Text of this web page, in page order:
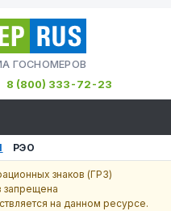
ГОСНОМЕРОВ
8 (800) 333-72-23
РЭО
знаков (ГРЗ)
запрещена
на данном ресурсе.